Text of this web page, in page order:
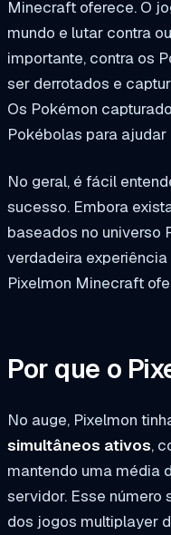
Minecraft oferece. O
mundo e lutar contra
importante, contra os
ser derrotados e
Os Pokémon
Pokébolas para
No geral, é fácil
sucesso. Embora
baseados no universo
verdadeira
Pixelmon Minecraft
Por que o
No auge, Pixelmon
simultâneos ativos,
mantendo uma média
servidor. Esse número
dos jogos multiplayer